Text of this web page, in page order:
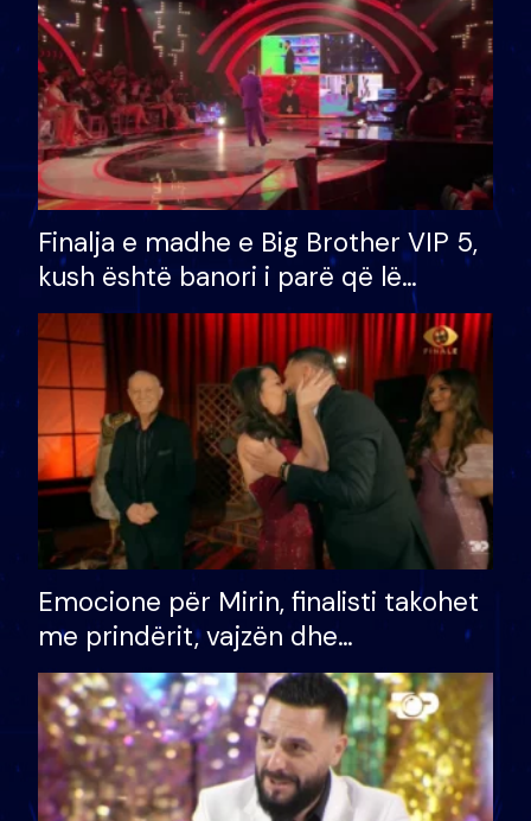
Finalja e madhe e Big Brother VIP 5,
kush është banori i parë që lë
shtëpinë dhe humb mundësinë për
të fituar çmimin e madh
Emocione për Mirin, finalisti takohet
me prindërit, vajzën dhe
bashkëshorten: S’kemi ndonjë letër
divorci apo jo?